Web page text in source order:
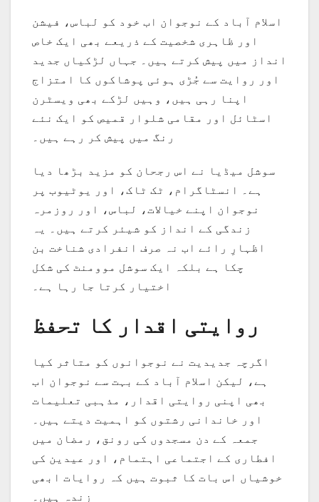
اسلام آباد کے نوجوان اب خود کو لباس، فیشن
اور ظاہری شخصیت کے ذریعے بھی ایک خاص
انداز میں پیش کرتے ہیں۔ جہاں لڑکیاں جدید
اور روایت سے جُڑی ہوئی پوشاکوں کا امتزاج
اپنا رہی ہیں، وہیں لڑکے بھی ویسٹرن
اسٹائل اور مقامی شلوار قمیص کو ایک نئے
رنگ میں پیش کر رہے ہیں۔
سوشل میڈیا نے اس رجحان کو مزید بڑھا دیا
ہے۔ انسٹاگرام، ٹک ٹاک، اور یوٹیوب پر
نوجوان اپنے خیالات، لباس، اور روزمرہ
زندگی کے انداز کو شیئر کرتے ہیں۔ یہ
اظہارِ رائے اب نہ صرف انفرادی شناخت بن
چکا ہے بلکہ ایک سوشل موومنٹ کی شکل
اختیار کرتا جا رہا ہے۔
روایتی اقدار کا تحفظ
اگرچہ جدیدیت نے نوجوانوں کو متاثر کیا
ہے، لیکن اسلام آباد کے بہت سے نوجوان اب
بھی اپنی روایتی اقدار، مذہبی تعلیمات
اور خاندانی رشتوں کو اہمیت دیتے ہیں۔
جمعہ کے دن مسجدوں کی رونق، رمضان میں
افطاری کے اجتماعی اہتمام، اور عیدین کی
خوشیاں اس بات کا ثبوت ہیں کہ روایات ابھی
زندہ ہیں۔